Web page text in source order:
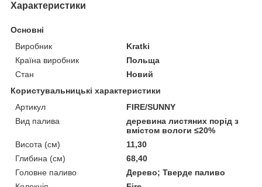
Характеристики
Основні
Виробник
Kratki
Країна виробник
Польща
Стан
Новий
Користувальницькі характеристики
Артикул
FIRE/SUNNY
Вид палива
деревина листяних порід з
вмістом вологи ≤20%
Висота (см)
11,30
Глибина (см)
68,40
Головне паливо
Дерево; Тверде паливо